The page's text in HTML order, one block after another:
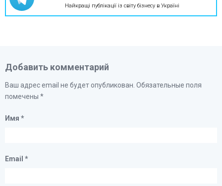
Найкращі публікації із світу бізнесу в Україні
Добавить комментарий
Ваш адрес email не будет опубликован. Обязательные поля
помечены *
Имя *
Email *